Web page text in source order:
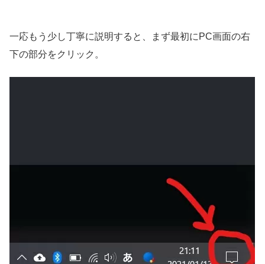
一応もう少し丁寧に説明すると、まず最初にPC画面の右
下の部分をクリック。